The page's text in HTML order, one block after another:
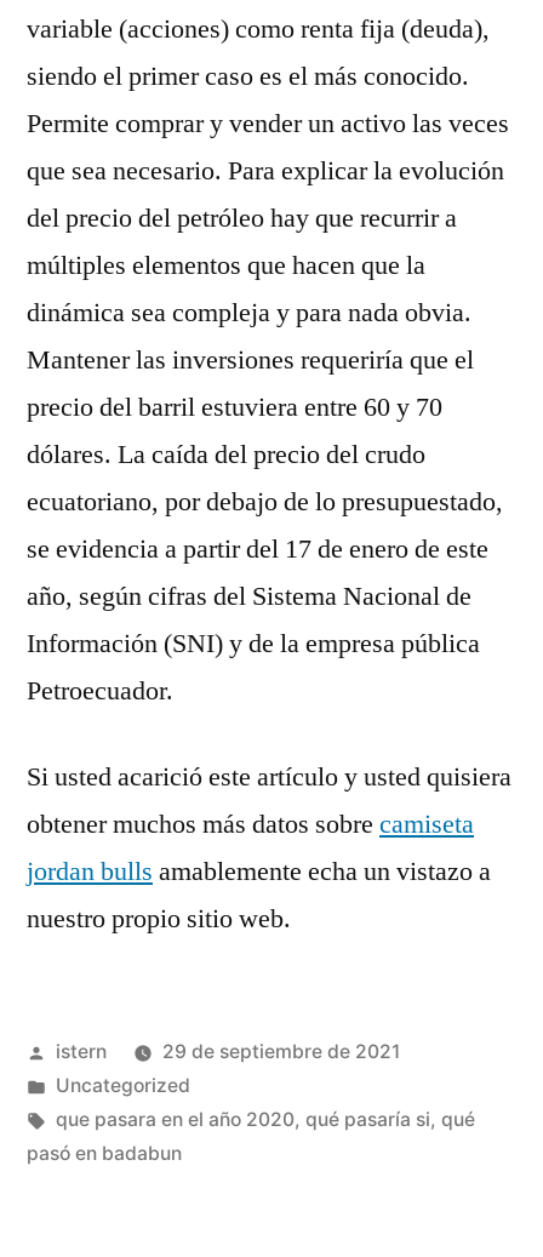
variable (acciones) como renta fija (deuda),
siendo el primer caso es el más conocido.
Permite comprar y vender un activo las veces
que sea necesario. Para explicar la evolución
del precio del petróleo hay que recurrir a
múltiples elementos que hacen que la
dinámica sea compleja y para nada obvia.
Mantener las inversiones requeriría que el
precio del barril estuviera entre 60 y 70
dólares. La caída del precio del crudo
ecuatoriano, por debajo de lo presupuestado,
se evidencia a partir del 17 de enero de este
año, según cifras del Sistema Nacional de
Información (SNI) y de la empresa pública
Petroecuador.
Si usted acarició este artículo y usted quisiera
obtener muchos más datos sobre camiseta
jordan bulls amablemente echa un vistazo a
nuestro propio sitio web.
Publicado
por
istern
29 de septiembre de 2021
Publicado
en
Uncategorized
Etiquetas:
que pasara en el año 2020, qué pasaría si, qué
pasó en badabun